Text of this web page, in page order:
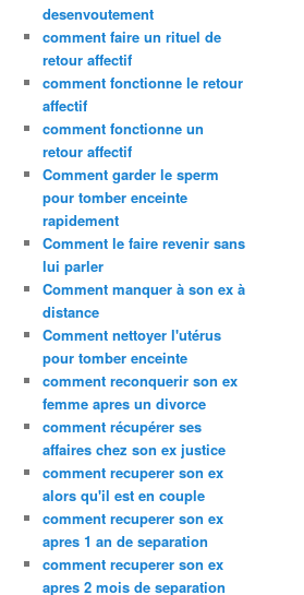
desenvoutement
comment faire un rituel de
retour affectif
comment fonctionne le retour
affectif
comment fonctionne un
retour affectif
Comment garder le sperm
pour tomber enceinte
rapidement
Comment le faire revenir sans
lui parler
Comment manquer à son ex à
distance
Comment nettoyer l'utérus
pour tomber enceinte
comment reconquerir son ex
femme apres un divorce
comment récupérer ses
affaires chez son ex justice
comment recuperer son ex
alors qu'il est en couple
comment recuperer son ex
apres 1 an de separation
comment recuperer son ex
apres 2 mois de separation